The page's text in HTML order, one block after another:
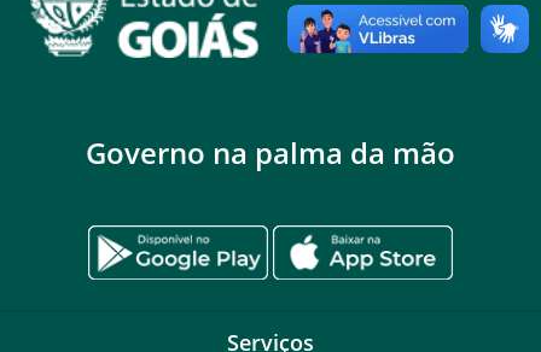
Governo na palma da mão
Serviços